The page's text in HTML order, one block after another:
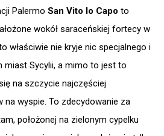
Palermo San Vito lo Capo to
wokół saraceńskiej fortecy w
właściwie nie kryje nic specjalnego i
miast Sycylii, a mimo to jest to
na szczycie najczęściej
na wyspie. To zdecydowanie za
położonej na zielonym cypelku